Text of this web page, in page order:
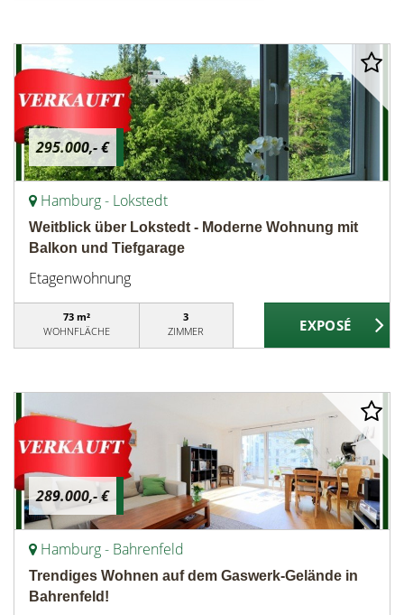
295.000,- €
Hamburg - Lokstedt
Weitblick über Lokstedt - Moderne Wohnung mit
Balkon und Tiefgarage
Etagenwohnung
73 m²
WOHNFLÄCHE
3
ZIMMER
289.000,- €
Hamburg - Bahrenfeld
Trendiges Wohnen auf dem Gaswerk-Gelände in
Bahrenfeld!